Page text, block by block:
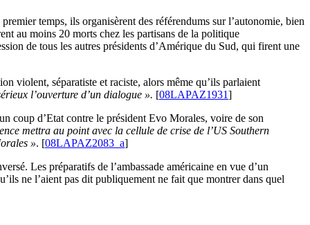
temps, ils organisèrent des référendums sur l’autonomie, bien
au moins 20 morts chez les partisans de la politique
de tous les autres présidents d’Amérique du Sud, qui firent une
violent, séparatiste et raciste, alors même qu’ils parlaient
l’ouverture d’un dialogue ». [08LAPAZ1931]
coup d’Etat contre le président Evo Morales, voire de son
mettra au point avec la cellule de crise de l’US Southern
». [08LAPAZ2083_a]
Les préparatifs de l’ambassade américaine en vue d’un
ne l’aient pas dit publiquement ne fait que montrer dans quel